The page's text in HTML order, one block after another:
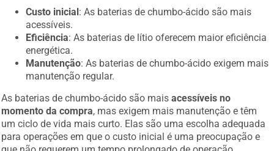
Custo inicial : As baterias de chumbo-ácido são mais
acessíveis.
Eficiência
: As baterias de lítio oferecem maior eficiência
energética.
Manutenção
: As baterias de chumbo-ácido exigem mais
manutenção regular.
As baterias de chumbo-ácido são mais
acessíveis no
momento da compra
, mas exigem mais manutenção e têm
um ciclo de vida mais curto. Elas são uma escolha adequada
para operações em que o custo inicial é uma preocupação e
que não requerem um tempo prolongado de operação.